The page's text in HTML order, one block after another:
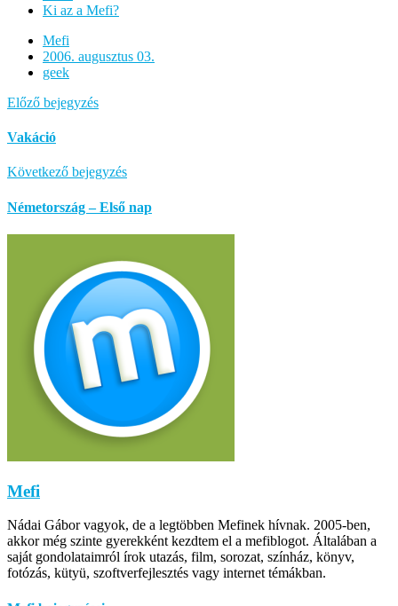
Ki az a Mefi?
Mefi
2006. augusztus 03.
geek
Előző bejegyzés
Vakáció
Következő bejegyzés
Németország – Első nap
Mefi
Nádai Gábor vagyok, de a legtöbben Mefinek hívnak. 2005-ben,
akkor még szinte gyerekként kezdtem el a mefiblogot. Általában a
saját gondolataimról írok utazás, film, sorozat, színház, könyv,
fotózás, kütyü, szoftverfejlesztés vagy internet témákban.